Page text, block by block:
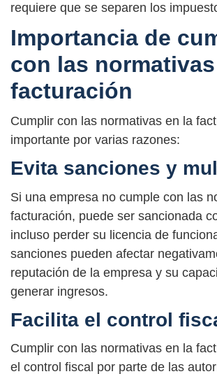
requiere que se separen los
Importancia de
con las
facturación
Cumplir con las normativas en la
importante por varias razones:
Evita sanciones y
Si una empresa no cumple con las
facturación, puede ser sancionada
incluso perder su licencia de
sanciones pueden afectar
reputación de la empresa y su
generar ingresos.
Facilita el control
Cumplir con las normativas en la
el control fiscal por parte de las